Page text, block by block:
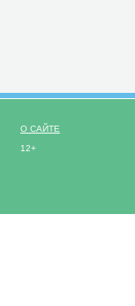
О САЙТЕ
12+